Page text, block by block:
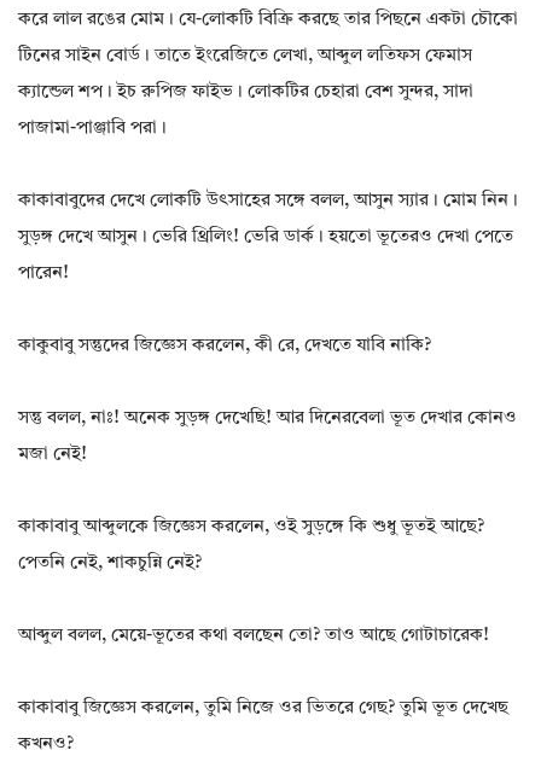
করে লাল রঙের মোম। যে-লোকটি বিক্রি করছে তার পিছনে একটা চৌকো
টিনের সাইন বোর্ড। তাতে ইংরেজিতে লেখা, আব্দুল লতিফস ফেমাস
ক্যান্ডেল শপ। ইচ রুপিজ ফাইভ। লোকটির চেহারা বেশ সুন্দর, সাদা
পাজামা-পাঞ্জাবি পরা।
কাকাবাবুদের দেখে লোকটি উৎসাহের সঙ্গে বলল, আসুন স্যার। মোম নিন।
সুড়ঙ্গ দেখে আসুন। ভেরি থ্রিলিং! ভেরি ডার্ক। হয়তো ভূতেরও দেখা পেতে
পারেন!
কাকুবাবু সন্তুদের জিজ্ঞেস করলেন, কী রে, দেখতে যাবি নাকি?
সন্তু বলল, নাঃ! অনেক সুড়ঙ্গ দেখেছি! আর দিনেরবেলা ভূত দেখার কোনও
মজা নেই!
কাকাবাবু আব্দুলকে জিজ্ঞেস করলেন, ওই সুড়ঙ্গে কি শুধু ভূতই আছে?
পেতনি নেই, শাকচুন্নি নেই?
আব্দুল বলল, মেয়ে-ভূতের কথা বলছেন তো? তাও আছে গোটাচারেক!
কাকাবাবু জিজ্ঞেস করলেন, তুমি নিজে ওর ভিতরে গেছ? তুমি ভূত দেখেছ
কখনও?